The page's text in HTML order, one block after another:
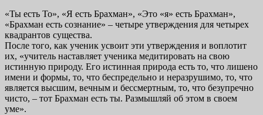
«Ты есть То», «Я есть Брахман», «Это «я» есть Брахман»,
«Брахман есть сознание» – четыре утверждения для четырех
квадрантов существа.
После того, как ученик усвоит эти утверждения и воплотит
их, «учитель наставляет ученика медитировать на свою
истинную природу. Его истинная природа есть то, что лишено
имени и формы, то, что беспредельно и неразрушимо, то, что
является высшим, вечным и бессмертным, то, что безупречно
чисто, – тот Брахман есть ты. Размышляй об этом в своем
уме».